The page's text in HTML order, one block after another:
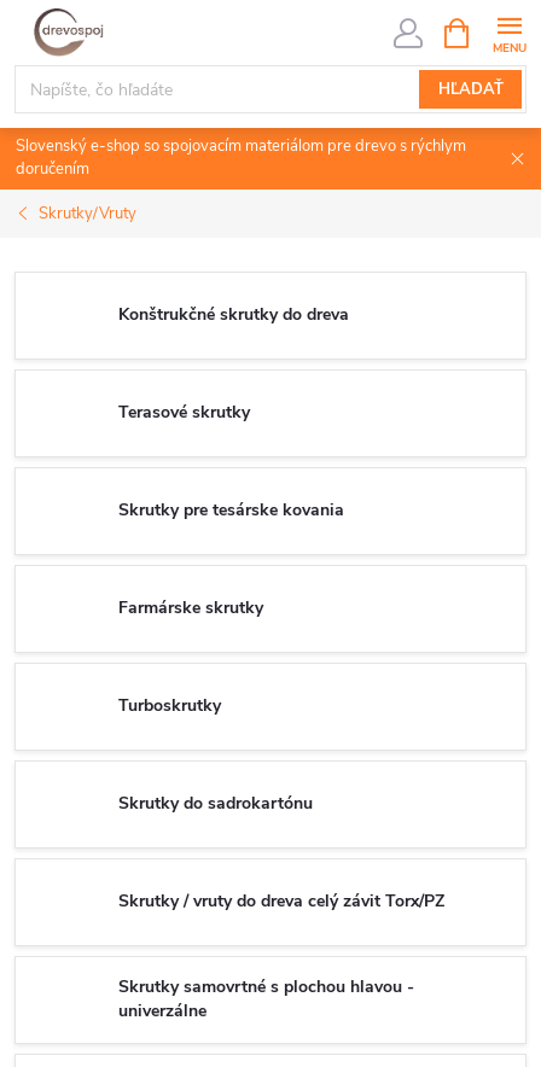
Prejsť
obsah
HĽADAŤ
KOŠÍK
Slovenský e-shop so spojovacím materiálom pre drevo s rýchlym
doručením
Skrutky/Vruty
Konštrukčné skrutky do dreva
Terasové skrutky
Skrutky pre tesárske kovania
Farmárske skrutky
Turboskrutky
Skrutky do sadrokartónu
Skrutky / vruty do dreva celý závit Torx/PZ
Skrutky samovrtné s plochou hlavou -
univerzálne